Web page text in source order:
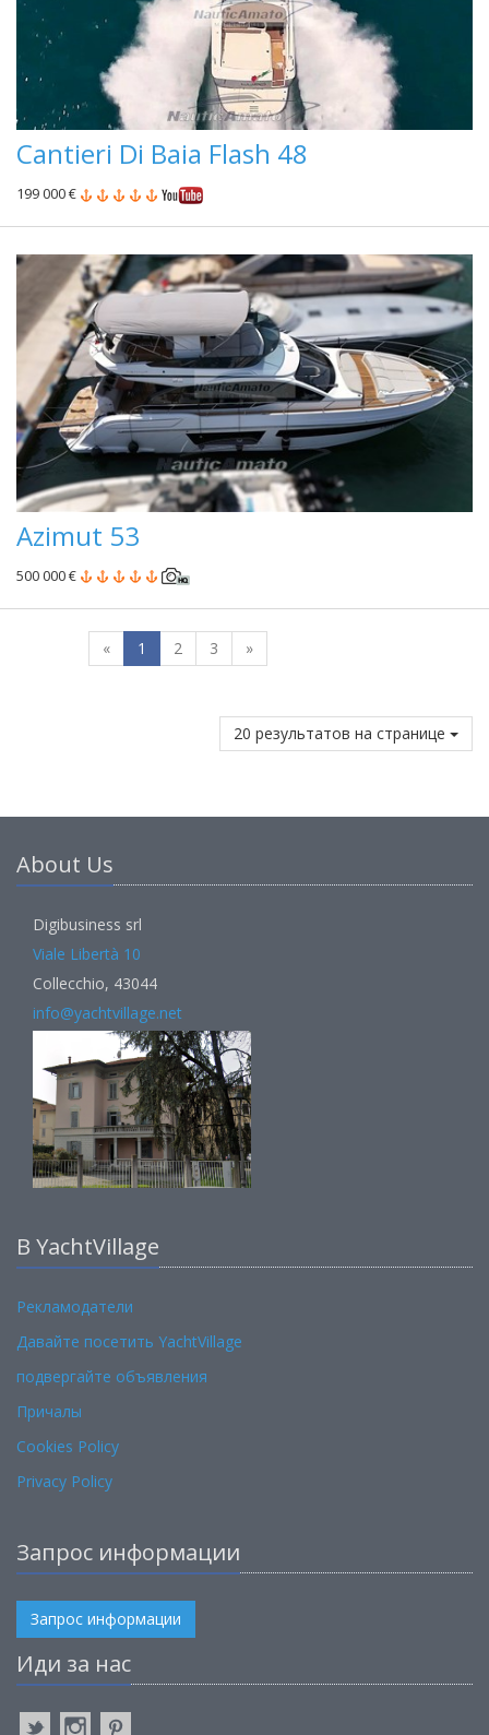
Cantieri Di Baia Flash 48
199 000 €
Azimut 53
500 000 €
« 1 2 3 »
20 результатов на странице
About Us
Digibusiness srl
Viale Libertà 10
Collecchio, 43044
info@yachtvillage.net
В YachtVillage
Рекламодатели
Давайте посетить YachtVillage
подвергайте объявления
Причалы
Cookies Policy
Privacy Policy
Запрос информации
Запрос информации
Иди за нас